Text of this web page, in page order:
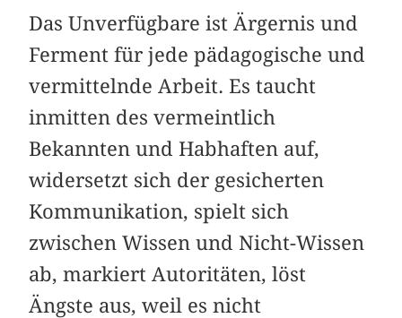
Das Unverfügbare ist Ärgernis und
Ferment für jede pädagogische und
vermittelnde Arbeit. Es taucht
inmitten des vermeintlich
Bekannten und Habhaften auf,
widersetzt sich der gesicherten
Kommunikation, spielt sich
zwischen Wissen und Nicht-Wissen
ab, markiert Autoritäten, löst
Ängste aus, weil es nicht